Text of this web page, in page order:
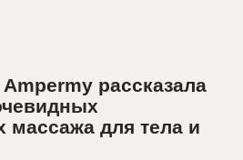
рассказала
массажа для тела и